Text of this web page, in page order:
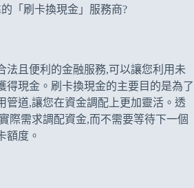
「刷卡換現金」服務商?
法且便利的金融服務,可以讓您利用未
得現金。刷卡換現金的主要目的是為了
管道,讓您在資金調配上更加靈活。透
際需求調配資金,而不需要等待下一個
額度。